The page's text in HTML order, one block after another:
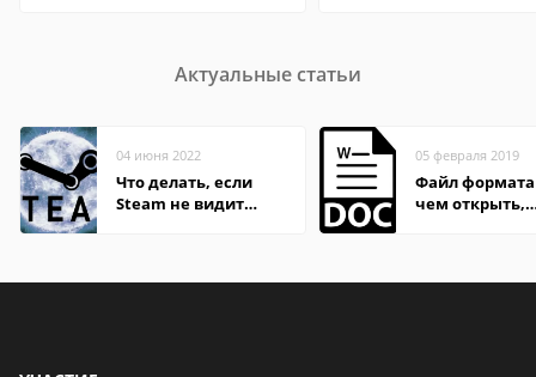
Актуальные статьи
04 июня 2022
Что делать, если
Steam не видит
05 февраля 2019
Файл формата
чем открыть,